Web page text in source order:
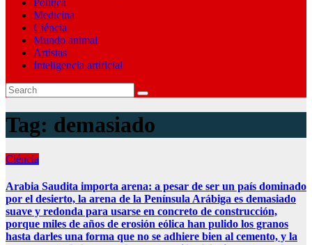
Política
Medicina
Ciéncia
Mundo animal
Artistas
Inteligencia artificial
Tag: demasiado
Ciéncia
Arabia Saudita importa arena: a pesar de ser un país dominado
por el desierto, la arena de la Península Arábiga es demasiado
suave y redonda para usarse en concreto de construcción,
porque miles de años de erosión eólica han pulido los granos
hasta darles una forma que no se adhiere bien al cemento, y la